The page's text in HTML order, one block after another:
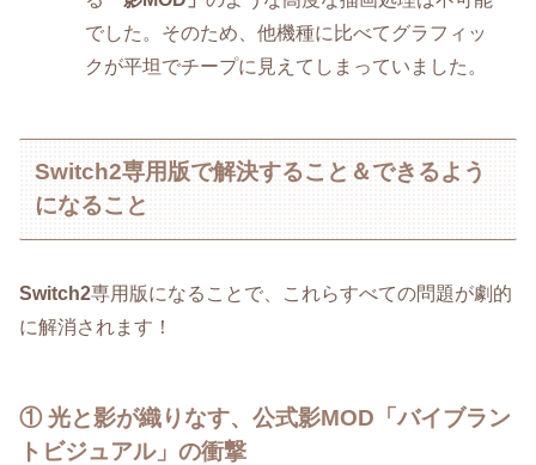
でした。そのため、他機種に比べてグラフィッ
クが平坦でチープに見えてしまっていました。
Switch2専用版で解決すること＆できるよう
になること
Switch2専用版になることで、これらすべての問題が劇的
に解消されます！
① 光と影が織りなす、公式影MOD「バイブラン
トビジュアル」の衝撃